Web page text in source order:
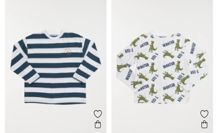
Ajouter aux favoris
Aperçu rapide